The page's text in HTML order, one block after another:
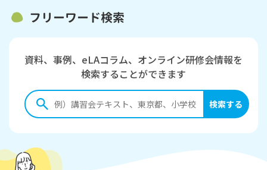
フリーワード検索
資料、事例、eLAコラム、オンライン研修会情報を
検索することができます